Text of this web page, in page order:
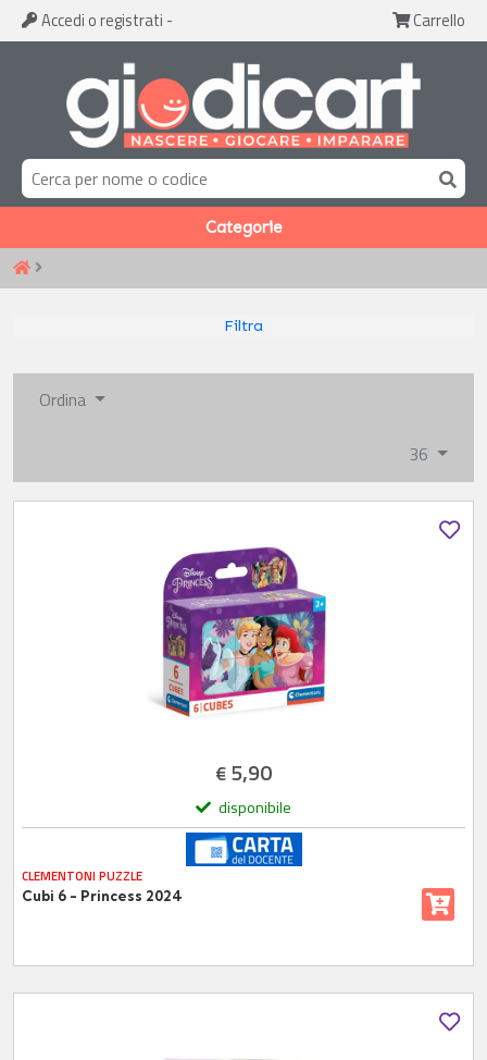
Accedi o registrati - Carrello
Categorie
Filtra
Ordina
36
€5,90
disponibile
CLEMENTONI PUZZLE
Cubi 6 - Princess 2024